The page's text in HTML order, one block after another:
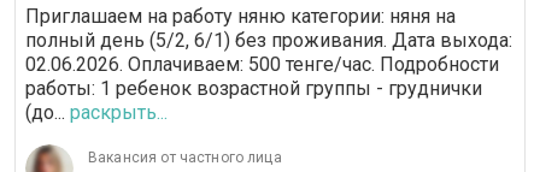
Приглашаем на работу няню категории: няня на
полный день (5/2, 6/1) без проживания. Дата выхода:
02.06.2026. Оплачиваем: 500 тенге/час. Подробности
работы: 1 ребенок возрастной группы - груднички
(до... раскрыть...
Вакансия от частного лица